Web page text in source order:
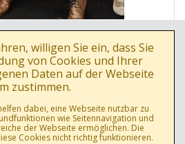
willigen Sie ein, dass Sie
von Cookies und Ihrer
Daten auf der Webseite
zustimmen.
dabei, eine Webseite nutzbar zu
wie Seitennavigation und
der Webseite ermöglichen. Die
Cookies nicht richtig funktionieren.